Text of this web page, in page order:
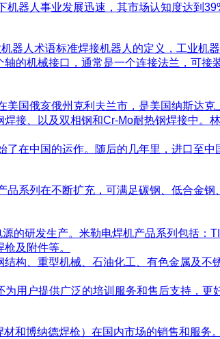
器人事业发展迅速，其市场认知度达到
器人术语标准焊接机器人的定义，工业机
的机械接口，通常是一个连接法兰，可接
国俄亥俄州克利夫兰市，是美国纳斯达克
接、以及双相钢和Cr-Mo耐热钢焊接中。
在中国的运作。随后的几年里，进口至中
系列在不断扩充，可满足碳钢、低合金
研发生产。米勒电焊机产品系列包括：
及附件等。
构、重型机械、石油化工、有色金属及不
用户提供广泛的培训服务和售后支持，
和博纳德焊枪）在国内市场的销售和服务。